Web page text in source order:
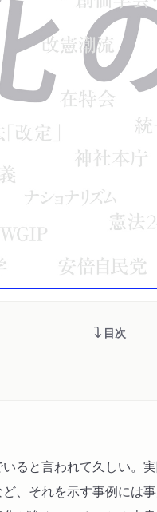
目次
ると言われて久しい。
、それを示す事例には